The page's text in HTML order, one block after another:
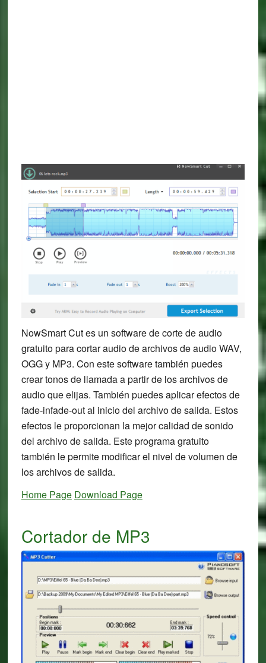
NowSmart Cut es un software de corte de audio
gratuito para cortar audio de archivos de audio WAV,
OGG y MP3. Con este software también puedes
crear tonos de llamada a partir de los archivos de
audio que elijas. También puedes aplicar efectos de
fade-infade-out al inicio del archivo de salida. Estos
efectos le proporcionan la mejor calidad de sonido
del archivo de salida. Este programa gratuito
también le permite modificar el nivel de volumen de
los archivos de salida.
Home Page Download Page
Cortador de MP3